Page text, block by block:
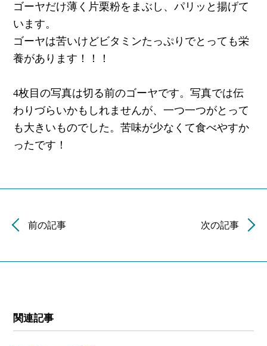
ゴーヤだけ薄く片栗粉をまぶし、パリッと揚げて
います。
ゴーヤは苦いけどビタミンたっぷりでとっても栄
養があります！！！
4枚目の写真は切る前のゴーヤです。写真では伝
わりづらいかもしれませんが、一つ一つがとって
も大きいものでした。苦味が少なくて食べやすか
ったです！
前の記事 次の記事
関連記事